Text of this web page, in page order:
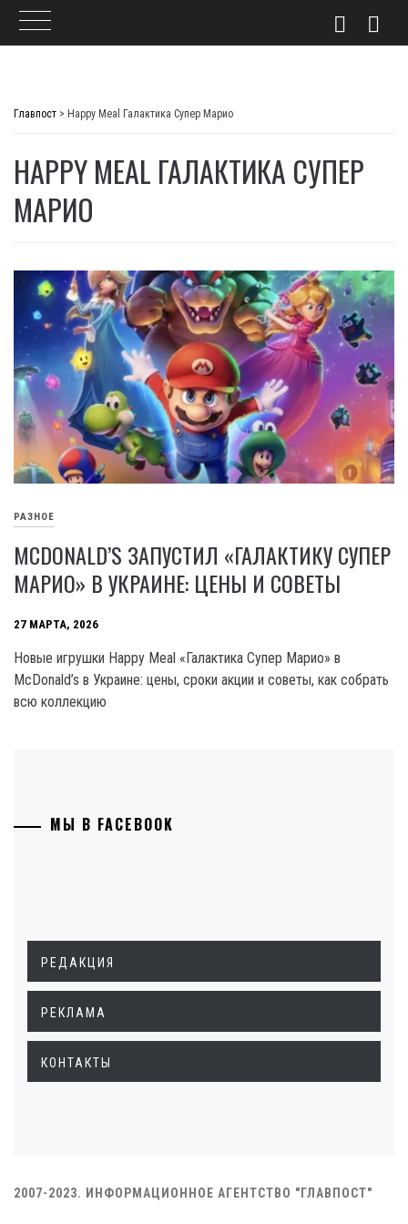
Главпост > Happy Meal Галактика Супер Марио
HAPPY MEAL ГАЛАКТИКА СУПЕР
МАРИО
РАЗНОЕ
MCDONALD’S ЗАПУСТИЛ «ГАЛАКТИКУ СУПЕР
МАРИО» В УКРАИНЕ: ЦЕНЫ И СОВЕТЫ
27 МАРТА, 2026
Новые игрушки Happy Meal «Галактика Супер Марио» в
McDonald’s в Украине: цены, сроки акции и советы, как собрать
всю коллекцию
МЫ В FACEBOOK
РЕДАКЦИЯ
РЕКЛАМА
КОНТАКТЫ
2007-2023. ИНФОРМАЦИОННОЕ АГЕНТСТВО "ГЛАВПОСТ"